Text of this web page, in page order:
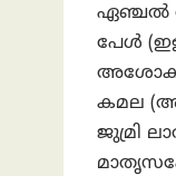
ഏഞ്ചൽ
പേൾ
അശോക്
കമല
ജുമ്രി